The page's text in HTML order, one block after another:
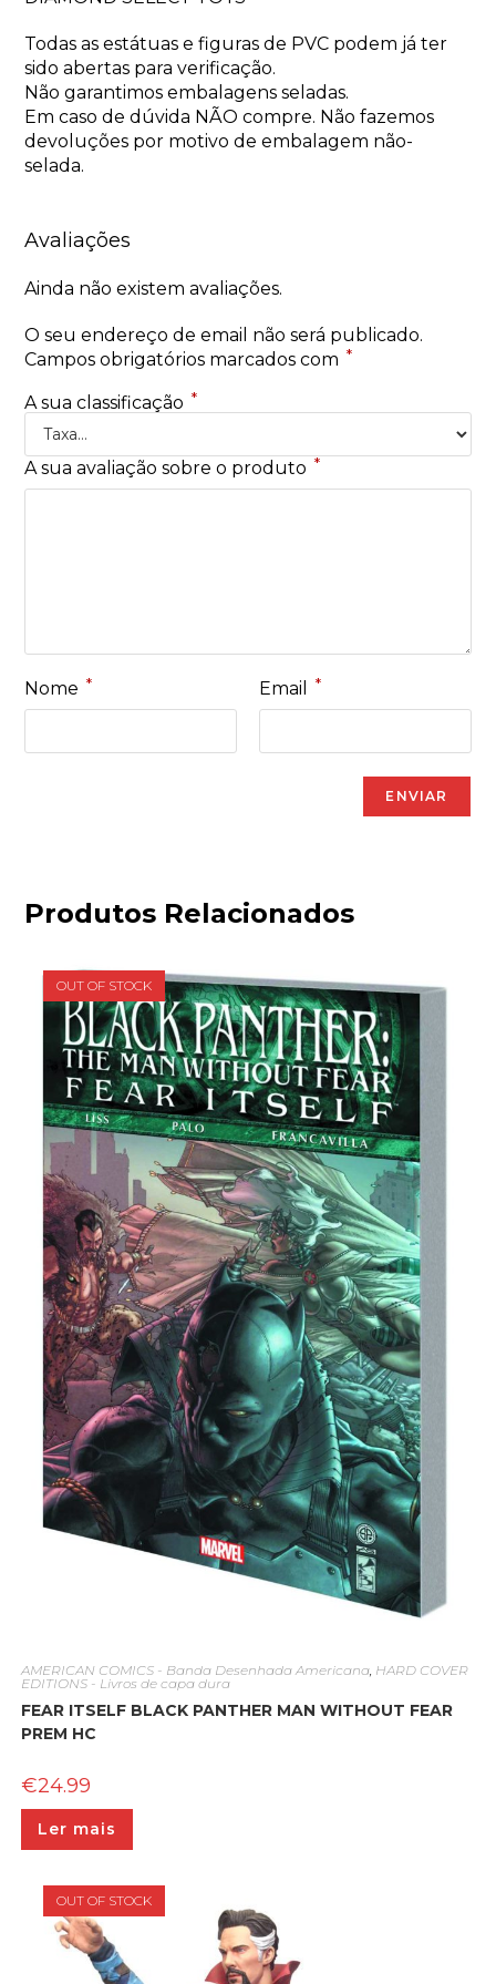
Todas as estátuas e figuras de PVC podem já ter
sido abertas para verificação.
Não garantimos embalagens seladas.
Em caso de dúvida NÃO compre. Não fazemos
devoluções por motivo de embalagem não-
selada.
Avaliações
Ainda não existem avaliações.
O seu endereço de email não será publicado.
Campos obrigatórios marcados com *
A sua classificação *
A sua avaliação sobre o produto *
Nome * Email *
Produtos Relacionados
OUT OF STOCK
AMERICAN COMICS - Banda Desenhada Americana, HARD COVER
EDITIONS - Livros de capa dura
FEAR ITSELF BLACK PANTHER MAN WITHOUT FEAR
PREM HC
€24.99
Ler mais
OUT OF STOCK